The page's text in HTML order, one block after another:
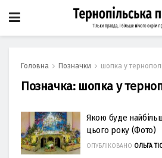
Головна Позначки шопка у тернополі
Позначка: шопка у
Якою буде
цього року (Фото)
ОПУБЛІКОВАНО ОЛЬГА